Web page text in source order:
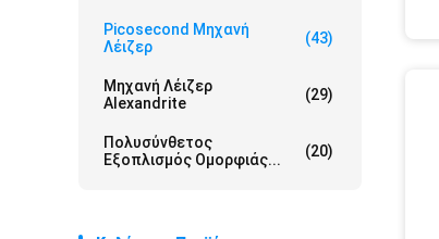
Picosecond Μηχανή
Λέιζερ
(43)
Μηχανή Λέιζερ
Alexandrite
(29)
Πολυσύνθετος
Εξοπλισμός Ομορφιάς...
(20)